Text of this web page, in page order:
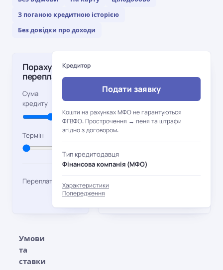
З поганою кредитною історією
Без довідки про доходи
Порахувати
переплату
Сума
кредиту
грн
Термін 5 дн.
Переплата
3,88
грн
характеристики
Перша позика
Сума
500 –
15 000
Термін
5–30
Сума
Умови
та
ставки
Кредитор
Подати заявку
Кошти на рахунках МФО не гарантуються
ФГВФО. Прострочення → пеня та штрафи
згідно з договором.
Тип кредитодавця
Фінансова компанія (МФО)
Характеристики
Попередження